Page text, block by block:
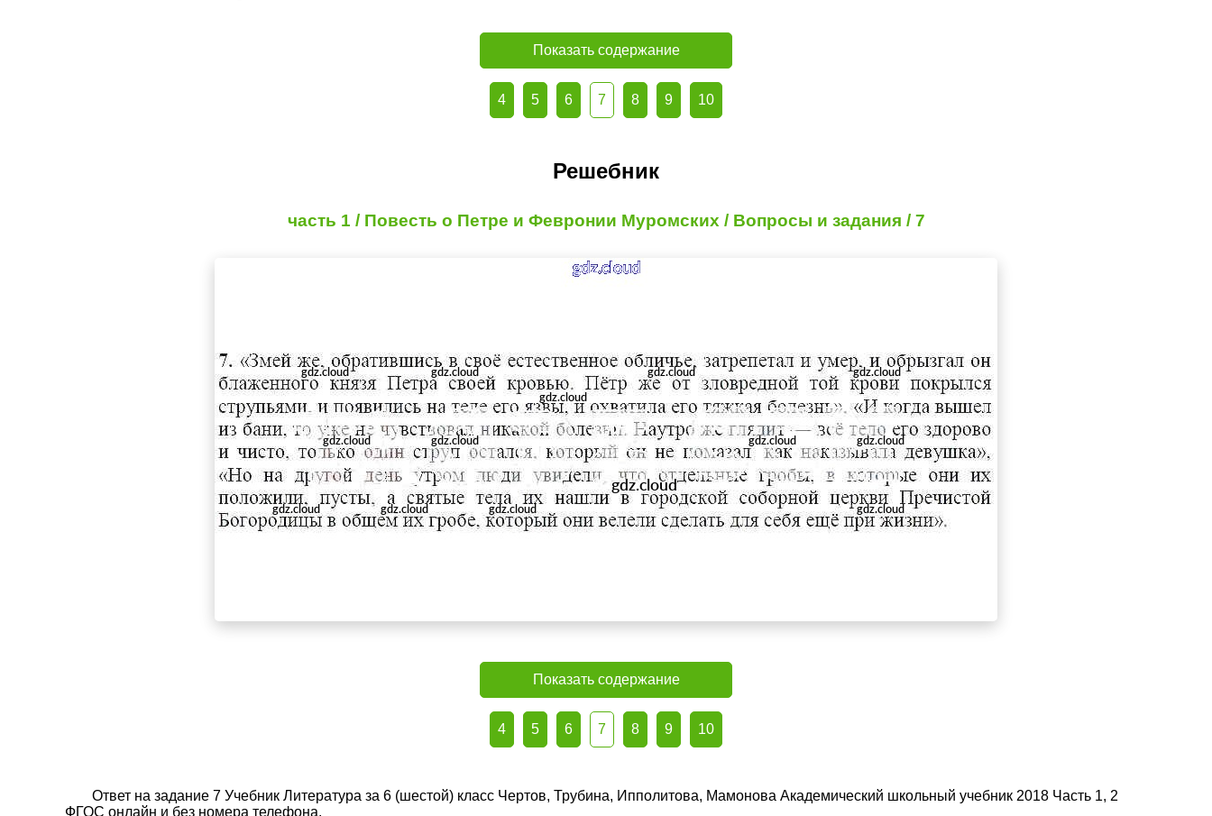
Показать содержание
4 5 6 7 8 9 10
Решебник
часть 1 / Повесть о Петре и Февронии Муромских / Вопросы и задания / 7
Показать содержание
4 5 6 7 8 9 10
Ответ на задание 7 Учебник Литература за 6 (шестой) класс Чертов, Трубина, Ипполитова, Мамонова Академический школьный учебник 2018 Часть 1, 2
ФГОС онлайн и без номера телефона.